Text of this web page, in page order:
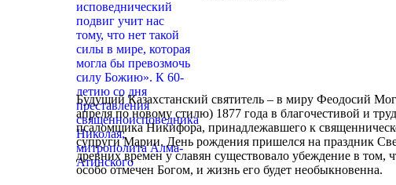
Будущий Казахстанский святитель – в миру Феодосий
апреля по новому стилю) 1877 года в благочестивой и
псаломщика Никифора, принадлежавшего к
супруги Марии. День рождения пришелся на праздник
древних времен у славян существовало убеждение в том,
особо отмечен Богом, и жизнь его будет необыкновенна.